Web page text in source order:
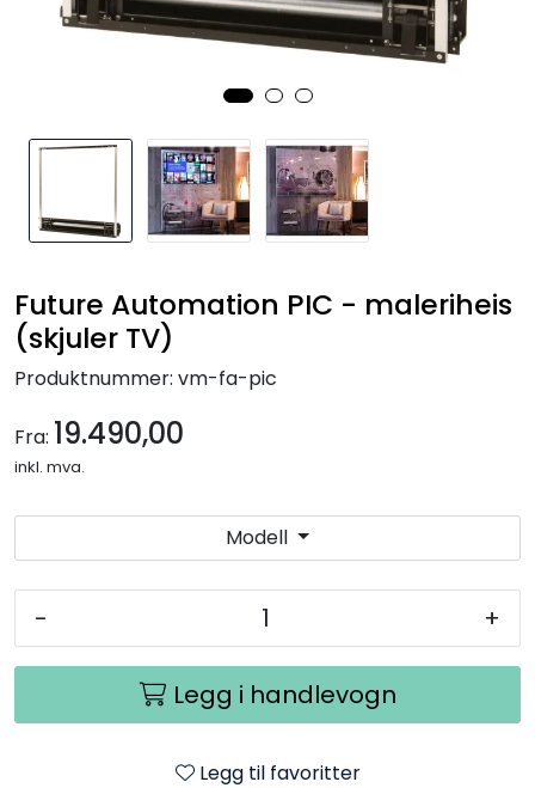
Future Automation PIC - maleriheis
(skjuler TV)
Produktnummer: vm-fa-pic
Fra: 19.490,00
inkl. mva.
Modell
- +
Legg i handlevogn
Legg til favoritter